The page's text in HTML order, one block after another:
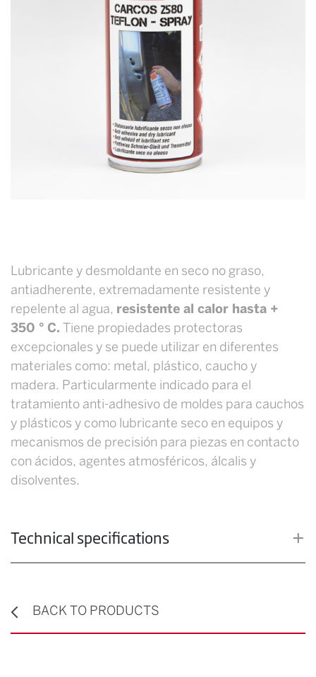
Lubricante y desmoldante en seco no graso,
antiadherente, extremadamente resistente y
repelente al agua, resistente al calor hasta +
350 ° C. Tiene propiedades protectoras
excepcionales y se puede utilizar en diferentes
materiales como: metal, plástico, caucho y
madera. Particularmente indicado para el
tratamiento anti-adhesivo de moldes para cauchos
y plásticos y como lubricante seco en equipos y
mecanismos de precisión para piezas en contacto
con ácidos, agentes atmosféricos, álcalis y
disolventes.
Technical specifications
BACK TO PRODUCTS